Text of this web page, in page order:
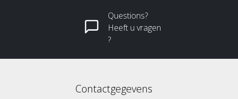
Questions?
Heeft u vragen
?
Contactgegevens